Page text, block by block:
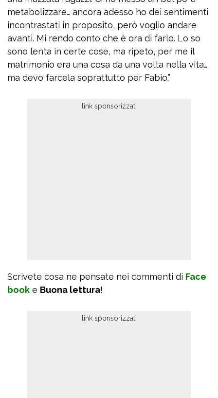
metabolizzare… ancora adesso ho dei sentimenti
incontrastati in proposito, però voglio andare
avanti. Mi rendo conto che è ora di farlo. Lo so
sono lenta in certe cose, ma ripeto, per me il
matrimonio era una cosa da una volta nella vita…
ma devo farcela soprattutto per Fabio.”
Scrivete cosa ne pensate nei commenti di Face
book e Buona lettura!